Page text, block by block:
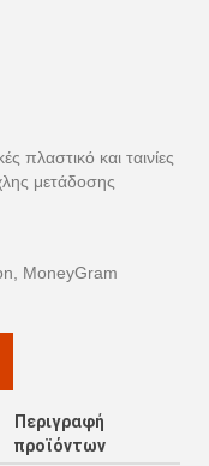
πλαστικό και ταινίες
μετάδοσης
MoneyGram
Περιγραφή
προϊόντων